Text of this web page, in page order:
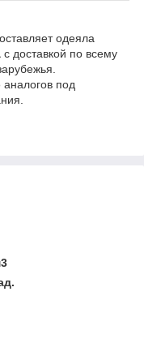
одеяла
с доставкой по всему
под